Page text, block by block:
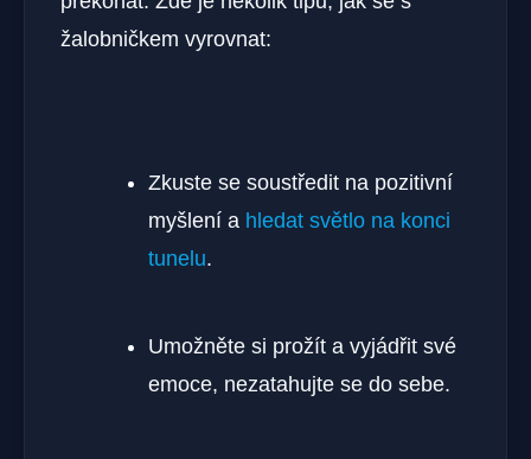
žalobničkem vyrovnat:
Zkuste se soustředit na pozitivní
myšlení a hledat světlo na konci
tunelu.
Umožněte si prožít a vyjádřit své
emoce, nezatahujte se do sebe.